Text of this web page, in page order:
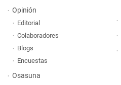
Opinión
Editorial
Colaboradores
Blogs
Encuestas
Osasuna